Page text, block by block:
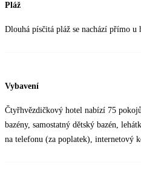
Pláž
Dlouhá písčitá pláž se nachází přímo u
Vybavení
Čtyřhvězdičkový hotel nabízí 75
bazény, samostatný dětský bazén,
na telefonu (za poplatek), internetový